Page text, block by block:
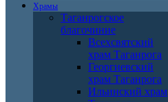
Храмы
Таганрогское
благочиние
Всехсвятский
храм Таганрога
Георгиевский
храм Таганрога
Ильинский храм